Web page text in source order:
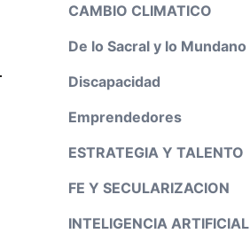
CAMBIO CLIMATICO
De lo Sacral y lo Mundano
Discapacidad
Emprendedores
ESTRATEGIA Y TALENTO
FE Y SECULARIZACION
INTELIGENCIA ARTIFICIAL